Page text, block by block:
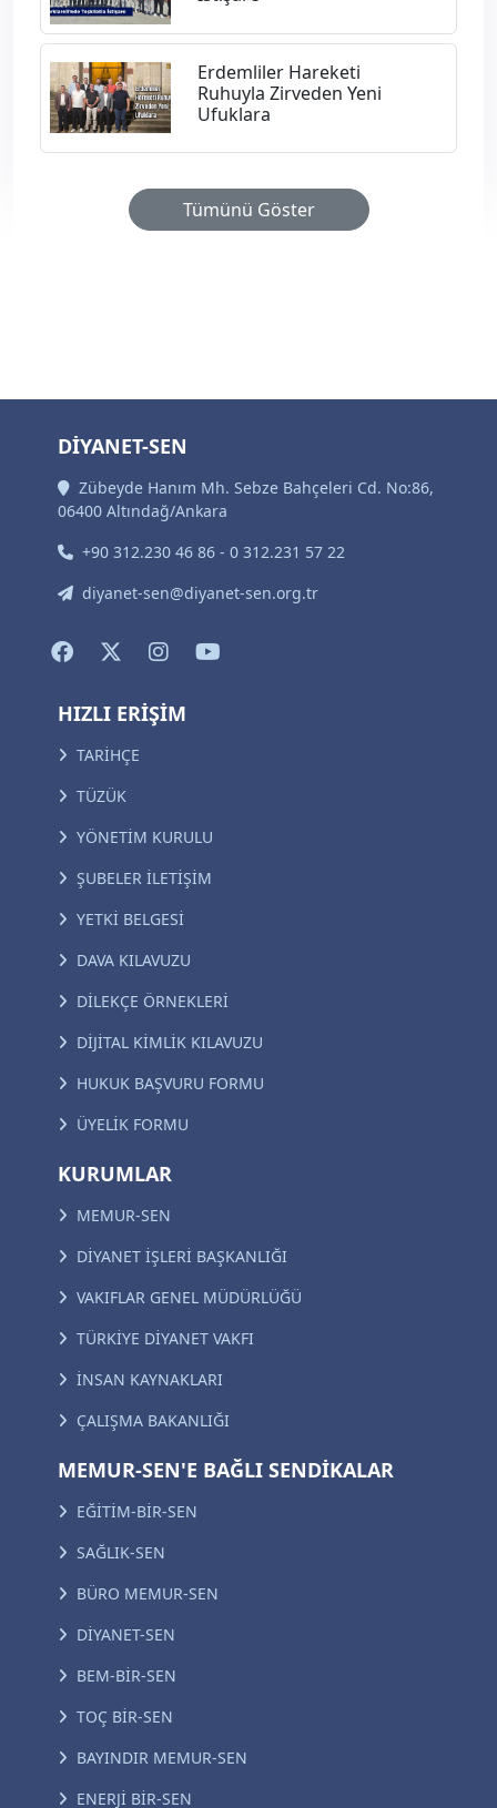
Erdemliler Hareketi
Ruhuyla Zirveden Yeni
Ufuklara
Tümünü Göster
DİYANET-SEN
Zübeyde Hanım Mh. Sebze Bahçeleri Cd. No:86,
06400 Altındağ/Ankara
+90 312.230 46 86 - 0 312.231 57 22
diyanet-sen@diyanet-sen.org.tr
HIZLI ERİŞİM
TARİHÇE
TÜZÜK
YÖNETİM KURULU
ŞUBELER İLETİŞİM
YETKİ BELGESİ
DAVA KILAVUZU
DİLEKÇE ÖRNEKLERİ
DİJİTAL KİMLİK KILAVUZU
HUKUK BAŞVURU FORMU
ÜYELİK FORMU
KURUMLAR
MEMUR-SEN
DİYANET İŞLERİ BAŞKANLIĞI
VAKIFLAR GENEL MÜDÜRLÜĞÜ
TÜRKİYE DİYANET VAKFI
İNSAN KAYNAKLARI
ÇALIŞMA BAKANLIĞI
MEMUR-SEN'E BAĞLI SENDİKALAR
EĞİTİM-BİR-SEN
SAĞLIK-SEN
BÜRO MEMUR-SEN
DİYANET-SEN
BEM-BİR-SEN
TOÇ BİR-SEN
BAYINDIR MEMUR-SEN
ENERJİ BİR-SEN